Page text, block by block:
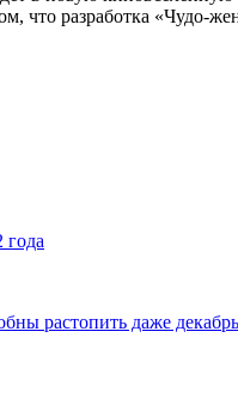
что разработка
года
растопить даже